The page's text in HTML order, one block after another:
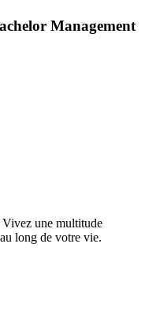
Management
Vivez une multitude
long de votre vie.